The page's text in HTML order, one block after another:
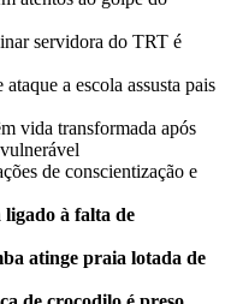
servidora do TRT é
a escola assusta pais
vida transformada após
de conscientização e
ligado à falta de
atinge praia lotada de